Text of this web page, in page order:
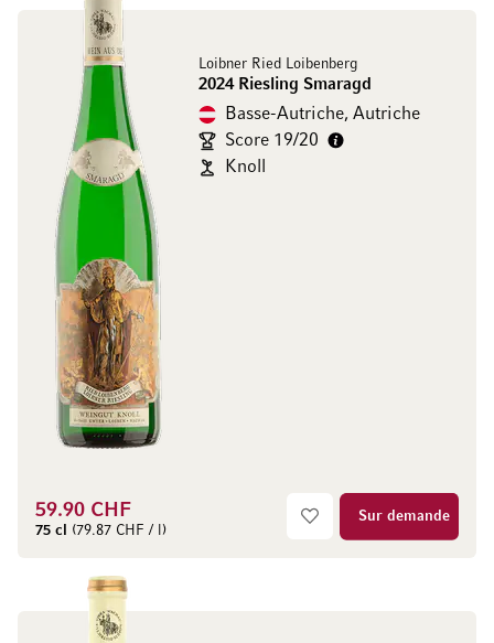
Loibner Ried Loibenberg
2024 Riesling Smaragd
Basse-Autriche, Autriche
Score 19/20
Knoll
59.90 CHF
75 cl (79.87 CHF / l)
Sur demande